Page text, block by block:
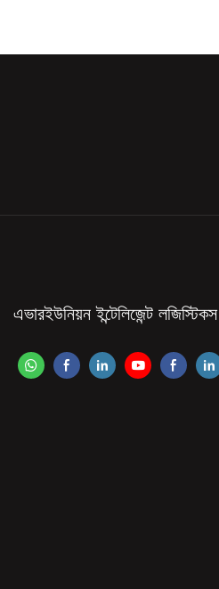
এভারইউনিয়ন ইন্টেলিজেন্ট লজিস্টিকস